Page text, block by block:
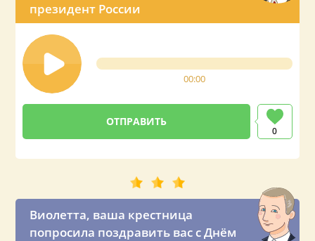
президент России
00:00
0
Виолетта, ваша крестница
попросила поздравить вас с Днём